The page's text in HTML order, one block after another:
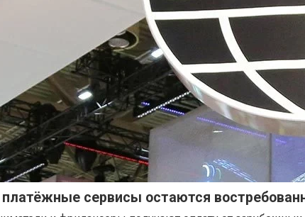
сервисы остаются